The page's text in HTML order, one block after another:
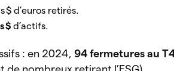
$ d’euros retirés.
$ d’actifs.
: en 2024, 94 fermetures au